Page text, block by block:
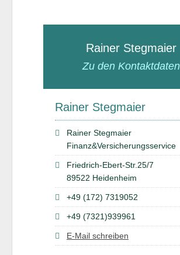
Rainer Stegmaier
Zu den Kontaktdaten
Rainer Stegmaier
Rainer Stegmaier
Finanz&Versicherungsservice
Friedrich-Ebert-Str.25/7
89522 Heidenheim
+49 (172) 7319052
+49 (7321)939961
E-Mail schreiben